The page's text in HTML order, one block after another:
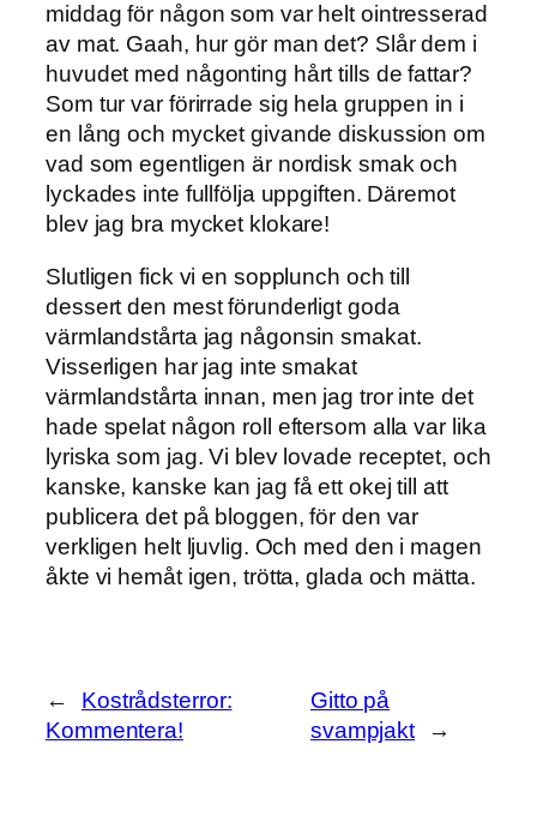
middag för någon som var helt ointresserad
av mat. Gaah, hur gör man det? Slår dem i
huvudet med någonting hårt tills de fattar?
Som tur var förirrade sig hela gruppen in i
en lång och mycket givande diskussion om
vad som egentligen är nordisk smak och
lyckades inte fullfölja uppgiften. Däremot
blev jag bra mycket klokare!
Slutligen fick vi en sopplunch och till
dessert den mest förunderligt goda
värmlandstårta jag någonsin smakat.
Visserligen har jag inte smakat
värmlandstårta innan, men jag tror inte det
hade spelat någon roll eftersom alla var lika
lyriska som jag. Vi blev lovade receptet, och
kanske, kanske kan jag få ett okej till att
publicera det på bloggen, för den var
verkligen helt ljuvlig. Och med den i magen
åkte vi hemåt igen, trötta, glada och mätta.
←
Kostrådsterror:
Kommentera!
Gitto på
svampjakt
→